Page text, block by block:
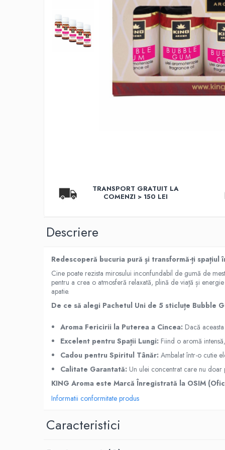
Ulei Parfumat Aromaterapie10 ml
Conuri & Bețe Parfumate
Odorizante auto cu pulverizator
Difuzoare profesionale de parfum
Rezerve parfum pentru difuzoare
CADOURI & Evenimente
Produse Religioase
Consumabile Ritualice
Lumânări cununie / botez
B2B / Profesional
TRANSPORT GRATUIT LA
COMENZI > 150 LEI
Descriere
Redescoperă bucuria pură și transformă-ți
Cine poate rezista mirosului inconfundabil de gumă de
pentru a crea o atmosferă relaxată, plină de viață și
apatie.
De ce să alegi Pachetul Uni de 5 sticluțe Bubble
Aroma Fericirii la Puterea a Cincea: Dacă
Excelent pentru Spații Lungi: Fiind o aromă
Cadou pentru Spiritul Tânăr: Ambalat într-o cutie
Calitate Garantată: Un ulei concentrat care nu
KING Aroma este Marcă Înregistrată la OSIM
Informatii conformitate produs
Caracteristici